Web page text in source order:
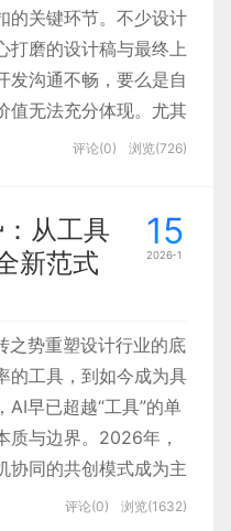
的感觉，符合一部分
锐利的直角能够最大化
个界面看起来如同精心
具体气质，我们也是应
双重质感，堪称为 AI
法体现逻辑，又要靠
组合完美适配这一核心
，但在 AI 相关设计中
、分类卡片、功
邮箱中查看。还能预
链接中进行支付。之后
的买票缓解，操作起来
，这是因为国外有很
，和国内出行完全依
、去哪儿等不同。
人工的）回复的整个过
个被设计好并标准化
的业务，房间预定只是
船、房间清理、物资采
严重拖慢项目推进
认知还能帮助设计
的关联，精准预判
的交付对接方式。
矛盾，很大一部分
成本极高，如同产
的黑” 一般，忽视了
不懂技术的设计
显著，这也是懂技
、更受行业认可的
还有着更为特殊且
有大量产品是面向
、伴随式三大 AI 交互
作习惯展开审慎选型
然语言指令推进生产、
；同时针对客服、直播
的场景，创新提出“托
深度信任的智能体验解
提效。
的关键环节。不少设计
打磨的设计稿与最终上
发沟通不畅，要么是自
值无法充分体现。尤其
设计验收环节，设计师
现一致性的过程，更是
明确标注需求并同步
也能为后续问题追溯
备 - 执行 - 反馈 - 优
有其核心要点与实用方
好基础，掌
评论(0) 浏览(726)
15
2026-1
从工具
新范式
之势重塑设计行业的底
的工具，到如今成为具
早已超越“工具”的单
质与边界。2026年，
协同的共创模式成为主
业迈入全新阶段。
评论(0) 浏览(1632)